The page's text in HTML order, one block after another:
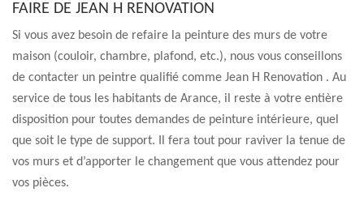
FAIRE DE JEAN H RENOVATION
Si vous avez besoin de refaire la peinture des murs de votre
maison (couloir, chambre, plafond, etc.), nous vous conseillons
de contacter un peintre qualifié comme Jean H Renovation . Au
service de tous les habitants de Arance, il reste à votre entière
disposition pour toutes demandes de peinture intérieure, quel
que soit le type de support. Il fera tout pour raviver la tenue de
vos murs et d’apporter le changement que vous attendez pour
vos pièces.